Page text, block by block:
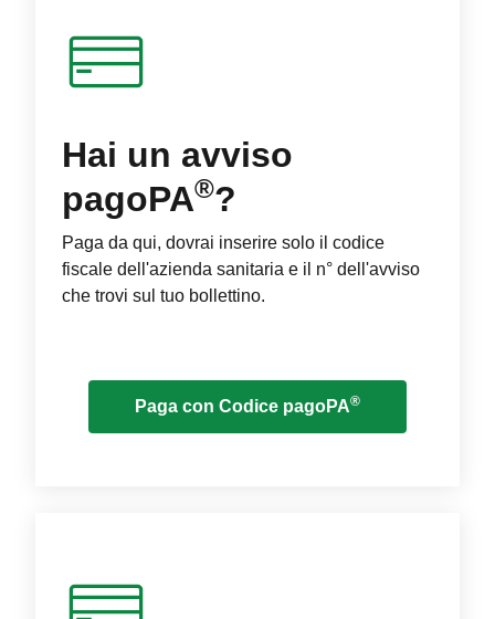
Hai un avviso
pagoPA®?
Paga da qui, dovrai inserire solo il codice
fiscale dell'azienda sanitaria e il n° dell'avviso
che trovi sul tuo bollettino.
Paga con Codice pagoPA®